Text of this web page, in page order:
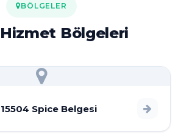
BÖLGELER
Bölgeleri
Spice Belgesi